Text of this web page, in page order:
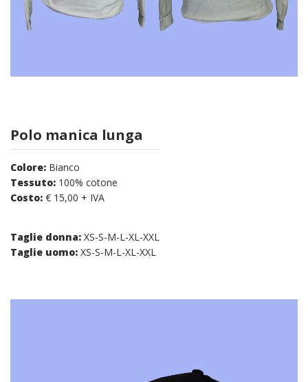
Polo manica lunga
Colore: Bianco
Tessuto: 100% cotone
Costo: € 15,00 + IVA
Taglie donna: XS-S-M-L-XL-XXL
Taglie uomo: XS-S-M-L-XL-XXL